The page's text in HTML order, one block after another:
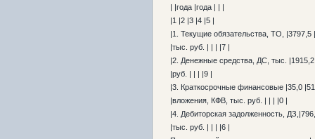
| |года |года | | |
|1 |2 |3 |4 |5 |
|1. Текущие обязательства, ТО, |3797,5
|тыс. руб. | | | |7 |
|2. Денежные средства, ДС, тыс.
|руб. | | | |9 |
|3. Краткосрочные финансовые |35,0
|вложения, КФВ, тыс. руб. | | | |0 |
|4. Дебиторская задолженность,
|тыс. руб. | | | |6 |